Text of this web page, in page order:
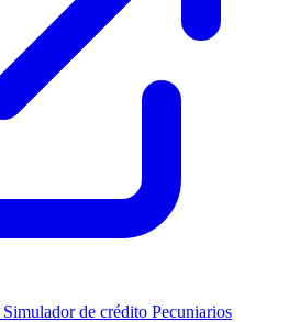
Simulador de crédito Pecuniarios